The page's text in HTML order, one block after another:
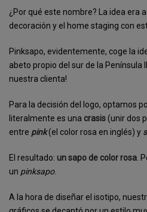
¿Por qué este nombre? La idea era
decoración y el home staging con
Pinksapo, evidentemente, coge la
abeto propio del sur de la Península
nuestra clienta!
Para la decisión del logo, optamos
literalmente es una crasis(unir dos
entre pink(el color rosa en inglés) y
El resultado: un sapo de color rosa .
un pinksapo.
A la hora de diseñar el isotipo,